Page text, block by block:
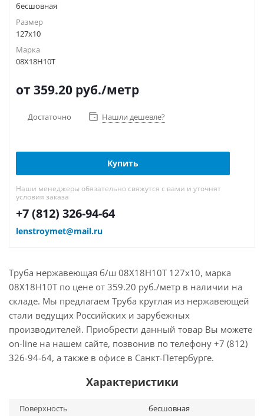
бесшовная
Размер
127х10
Марка
08Х18Н10Т
от 359.20 руб./метр
Достаточно Нашли дешевле?
Купить
Наши менеджеры обязательно свяжутся с вами и уточнят
условия заказа
+7 (812) 326-94-64
lenstroymet@mail.ru
Труба нержавеющая б/ш 08Х18Н10Т 127х10, марка
08Х18Н10Т по цене от 359.20 руб./метр в наличии на
складе. Мы предлагаем Труба круглая из нержавеющей
стали ведущих Российских и зарубежных
производителей. Приобрести данный товар Вы можете
on-line на нашем сайте, позвонив по телефону +7 (812)
326-94-64, а также в офисе в Санкт-Петербурге.
Характеристики
Поверхность
бесшовная